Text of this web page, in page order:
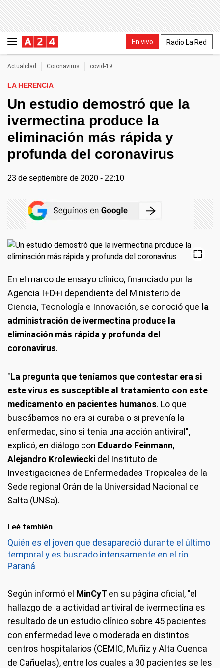
En vivo Radio La Red
Actualidad Coronavirus covid-19
LA HERENCIA
Un estudio demostró que la
ivermectina produce la
eliminación más rápida y
profunda del coronavirus
23 de septiembre de 2020 - 22:10
En el marco de ensayo clínico, financiado por la
Agencia I+D+i dependiente del Ministerio de
Ciencia, Tecnología e Innovación, se conoció que la
administración de ivermectina produce la
eliminación más rápida y profunda del
coronavirus.
"La pregunta que teníamos que contestar era si
este virus es susceptible al tratamiento con este
medicamento en pacientes humanos. Lo que
buscábamos no era si curaba o si prevenía la
enfermedad, sino si tenia una acción antiviral",
explicó, en diálogo con Eduardo Feinmann,
Alejandro Krolewiecki del Instituto de
Investigaciones de Enfermedades Tropicales de la
Sede regional Orán de la Universidad Nacional de
Salta (UNSa).
Leé también
Quién es el joven que desapareció durante el último
temporal y es buscado intensamente en el río
Paraná
Según informó el MinCyT en su página oficial, "el
hallazgo de la actividad antiviral de ivermectina es
resultado de un estudio clínico sobre 45 pacientes
con enfermedad leve o moderada en distintos
centros hospitalarios (CEMIC, Muñiz y Alta Cuenca
de Cañuelas), entre los cuales a 30 pacientes se les